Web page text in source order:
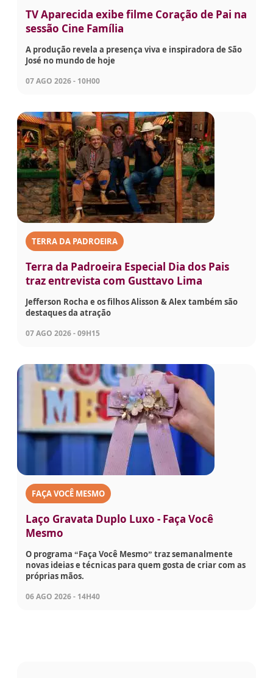
TV Aparecida exibe filme Coração de Pai na
sessão Cine Família
A produção revela a presença viva e inspiradora de São
José no mundo de hoje
07 AGO 2026 - 10H00
TERRA DA PADROEIRA
Terra da Padroeira Especial Dia dos Pais
traz entrevista com Gusttavo Lima
Jefferson Rocha e os filhos Alisson & Alex também são
destaques da atração
07 AGO 2026 - 09H15
FAÇA VOCÊ MESMO
Laço Gravata Duplo Luxo - Faça Você
Mesmo
O programa “Faça Você Mesmo” traz semanalmente
novas ideias e técnicas para quem gosta de criar com as
próprias mãos.
06 AGO 2026 - 14H40